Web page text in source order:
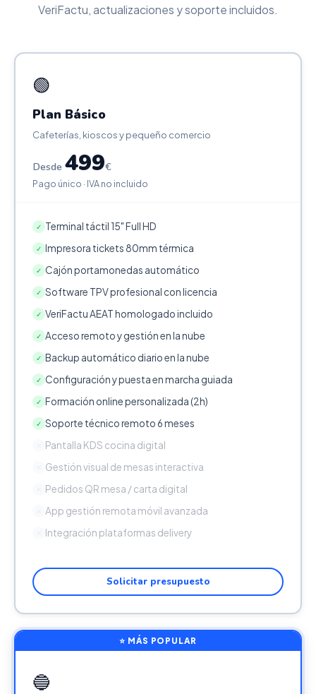
VeriFactu, actualizaciones y soporte incluidos.
🟢
Plan Básico
Cafeterías, kioscos y pequeño comercio
Desde 499€
Pago único · IVA no incluido
✓ Terminal táctil 15" Full HD
✓ Impresora tickets 80mm térmica
✓ Cajón portamonedas automático
✓ Software TPV profesional con licencia
✓ VeriFactu AEAT homologado incluido
✓ Acceso remoto y gestión en la nube
✓ Backup automático diario en la nube
✓ Configuración y puesta en marcha guiada
✓ Formación online personalizada (2h)
✓ Soporte técnico remoto 6 meses
Pantalla KDS cocina digital
Gestión visual de mesas interactiva
Pedidos QR mesa / carta digital
App gestión remota móvil avanzada
Integración plataformas delivery
Solicitar presupuesto
⭐ MÁS POPULAR
🔵